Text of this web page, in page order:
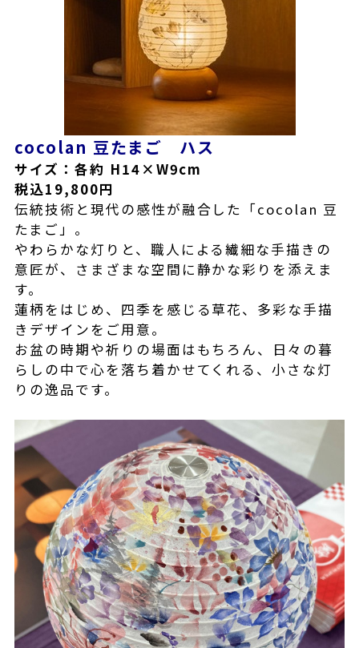
cocolan 豆たまご ハス
サイズ：各約 H14×W9cm
税込19,800円
伝統技術と現代の感性が融合した「cocolan 豆
たまご」。
やわらかな灯りと、職人による繊細な手描きの
意匠が、さまざまな空間に静かな彩りを添えま
す。
蓮柄をはじめ、四季を感じる草花、多彩な手描
きデザインをご用意。
お盆の時期や祈りの場面はもちろん、日々の暮
らしの中で心を落ち着かせてくれる、小さな灯
りの逸品です。